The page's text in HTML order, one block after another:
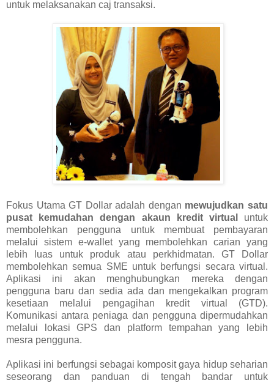
untuk melaksanakan caj transaksi.
Fokus Utama GT Dollar adalah dengan mewujudkan satu
pusat kemudahan dengan akaun kredit virtual untuk
membolehkan pengguna untuk membuat pembayaran
melalui sistem e-wallet yang membolehkan carian yang
lebih luas untuk produk atau perkhidmatan. GT Dollar
membolehkan semua SME untuk berfungsi secara virtual.
Aplikasi ini akan menghubungkan mereka dengan
pengguna baru dan sedia ada dan mengekalkan program
kesetiaan melalui pengagihan kredit virtual (GTD).
Komunikasi antara peniaga dan pengguna dipermudahkan
melalui lokasi GPS dan platform tempahan yang lebih
mesra pengguna.
Aplikasi ini berfungsi sebagai komposit gaya hidup seharian
seseorang dan panduan di tengah bandar untuk